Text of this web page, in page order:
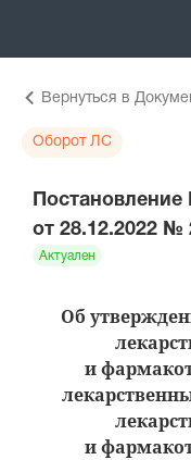
Вернуться в
Оборот ЛС
от 28.12.2022 №
Актуален
Об
и
и